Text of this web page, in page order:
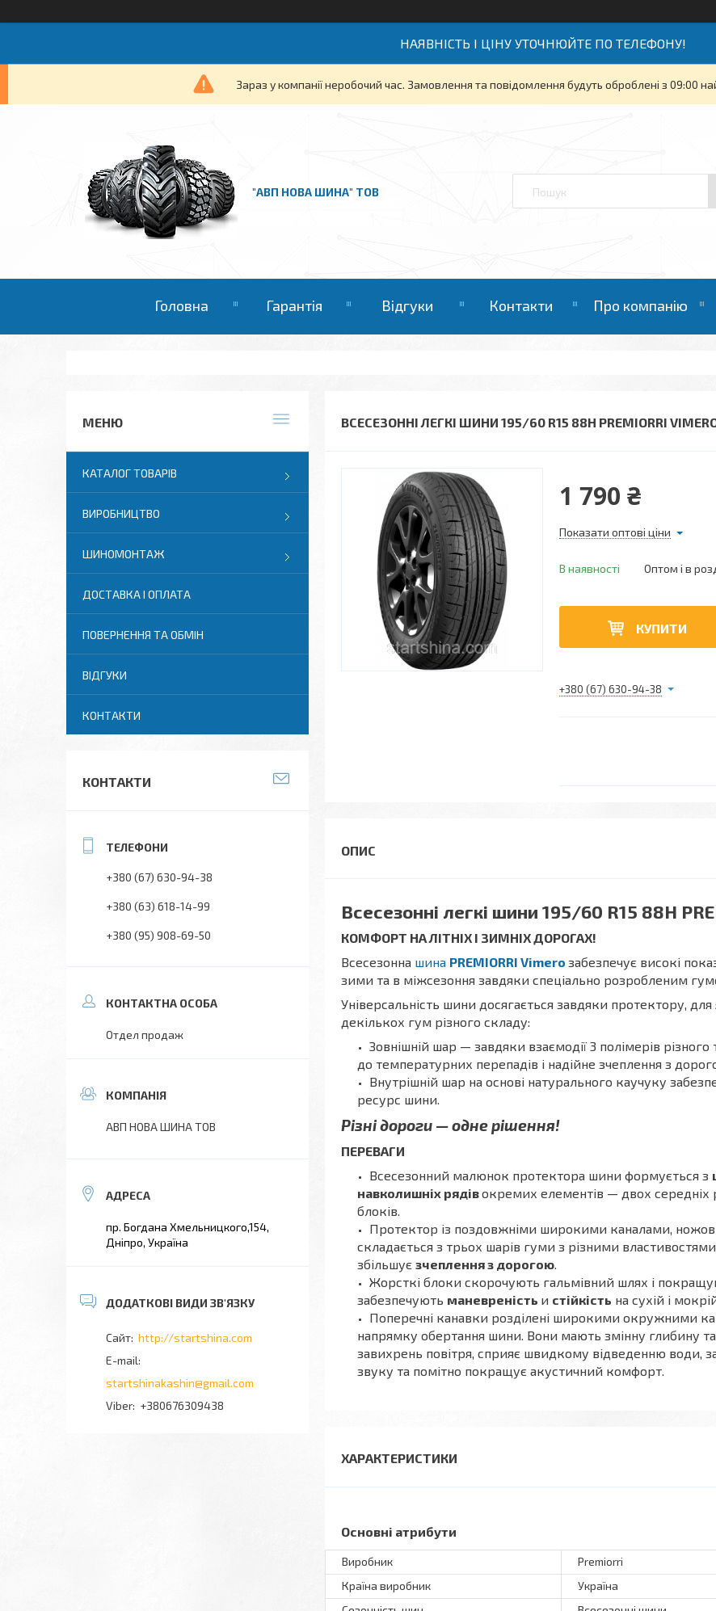
НАЯВНІСТЬ І ЦІНУ УТОЧНЮЙТЕ ПО ТЕЛЕФОНУ!
Зараз у компанії неробочий час. Замовлення та повідомлення будуть оброблені з 09:00
"АВП НОВА ШИНА" ТОВ
Головна Гарантія Відгуки Контакти Про компанію
ВСЕСЕЗОННІ ЛЕГКІ ШИНИ 195/60 R15 88H PREMIORRI
1 790 ₴
Показати оптові ціни
В наявності Оптом і в
КУПИТИ
+380 (67) 630-94-38
Всесезонні легкі шини 195/60 R15 88H
КОМФОРТ НА ЛІТНІХ І ЗИМНІХ ДОРОГАХ!
Всесезонна шина PREMIORRI Vimero забезпечує високі
зими та в міжсезоння завдяки спеціально розробленим
Універсальність шини досягається завдяки протектору,
декількох гум різного складу:
Зовнішній шар — завдяки взаємодії 3 полімерів
до температурних перепадів і надійне зчеплення з
Внутрішній шар на основі натурального каучуку
ресурс шини.
Різні дороги — одне рішення!
ПЕРЕВАГИ
Всесезонний малюнок протектора шини формується з
навколишніх рядівокремих елементів — двох середніх
блоків.
Протектор із поздовжніми широкими каналами,
складається з трьох шарів гуми з різними
збільшує зчеплення з дорогою.
Жорсткі блоки скорочують гальмівний шлях і
забезпечують маневреність и стійкість на сухій і
Поперечні канавки розділені широкими окружними
напрямку обертання шини. Вони мають змінну глибину
завихрень повітря, сприяє швидкому відведенню води,
звуку та помітно покращує акустичний комфорт.
ХАРАКТЕРИСТИКИ
Основні атрибути
Виробник
Premiorri
Країна виробник
Україна
КАТАЛОГ ТОВАРІВ
ВИРОБНИЦТВО
ШИНОМОНТАЖ
ДОСТАВКА І ОПЛАТА
ПОВЕРНЕННЯ ТА ОБМІН
ВІДГУКИ
КОНТАКТИ
КОНТАКТИ
+380 (67) 630-94-38
+380 (63) 618-14-99
+380 (95) 908-69-50
Отдел продаж
АВП НОВА ШИНА ТОВ
пр. Богдана Хмельницкого,154,
Дніпро, Україна
http://startshina.com
startshinakashin@gmail.com
+380676309438